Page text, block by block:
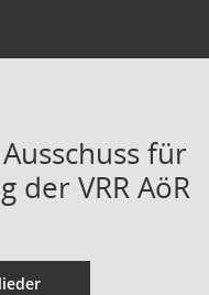
für
der VRR AöR